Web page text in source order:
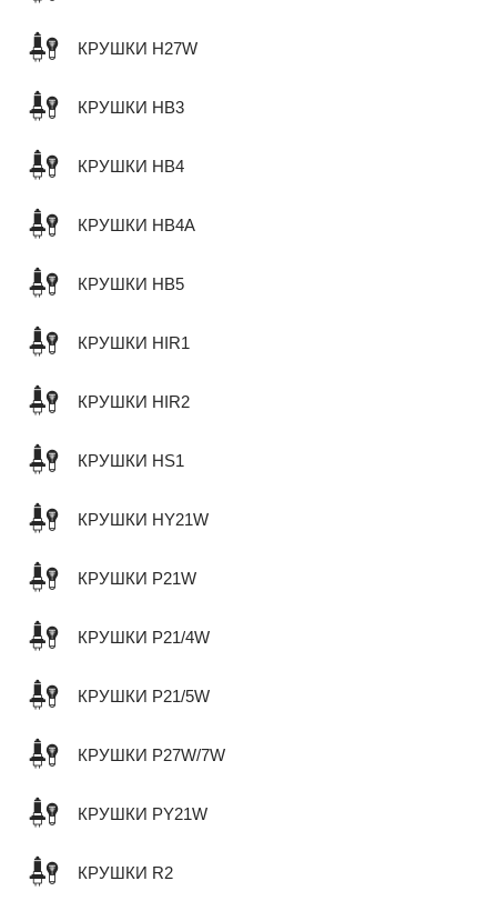
КРУШКИ H27W
КРУШКИ HB3
КРУШКИ HB4
КРУШКИ HB4A
КРУШКИ HB5
КРУШКИ HIR1
КРУШКИ HIR2
КРУШКИ HS1
КРУШКИ HY21W
КРУШКИ P21W
КРУШКИ P21/4W
КРУШКИ P21/5W
КРУШКИ P27W/7W
КРУШКИ PY21W
КРУШКИ R2